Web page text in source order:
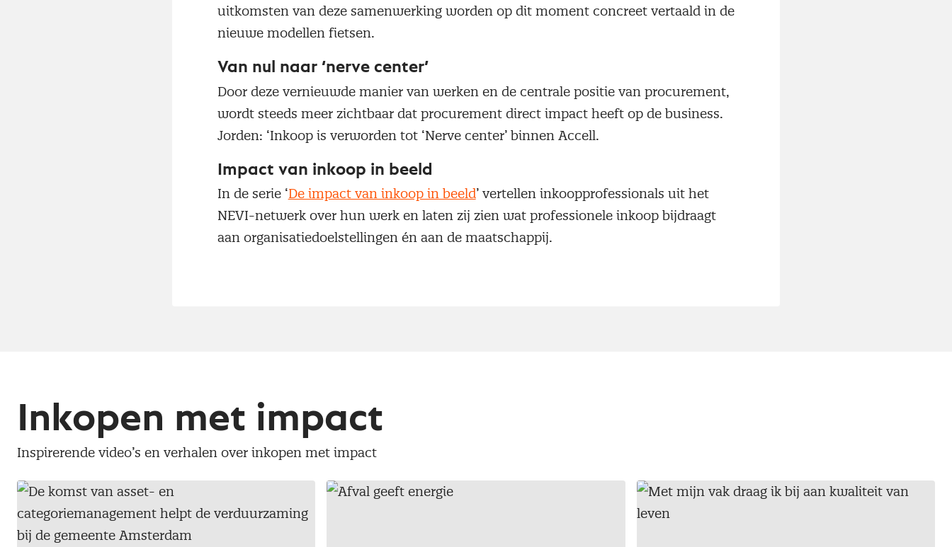
uitkomsten van deze samenwerking worden op dit moment concreet vertaald in de
nieuwe modellen fietsen.
Van nul naar ‘nerve center’
Door deze vernieuwde manier van werken en de centrale positie van procurement,
wordt steeds meer zichtbaar dat procurement direct impact heeft op de business.
Jorden: ‘Inkoop is verworden tot ‘Nerve center’ binnen Accell.
Impact van inkoop in beeld
In de serie ‘De impact van inkoop in beeld’ vertellen inkoopprofessionals uit het
NEVI-netwerk over hun werk en laten zij zien wat professionele inkoop bijdraagt
aan organisatiedoelstellingen én aan de maatschappij.
Inkopen met impact
Inspirerende video’s en verhalen over inkopen met impact